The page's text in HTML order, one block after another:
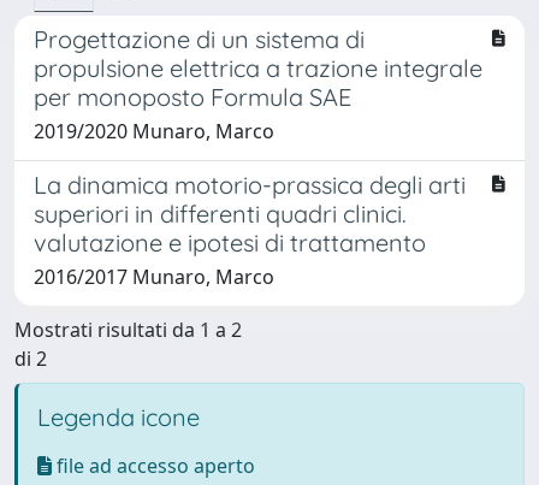
Progettazione di un sistema di
propulsione elettrica a trazione integrale
per monoposto Formula SAE
2019/2020 Munaro, Marco
La dinamica motorio-prassica degli arti
superiori in differenti quadri clinici.
valutazione e ipotesi di trattamento
2016/2017 Munaro, Marco
Mostrati risultati da 1 a 2
di 2
Legenda icone
file ad accesso aperto